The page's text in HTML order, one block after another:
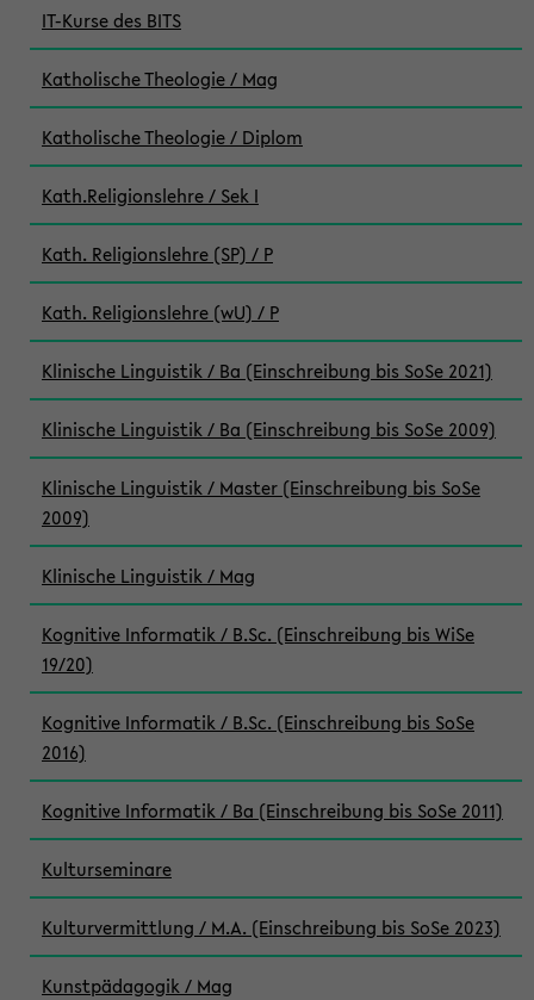
IT-Kurse des BITS
Katholische Theologie / Mag
Katholische Theologie / Diplom
Kath.Religionslehre / Sek I
Kath. Religionslehre (SP) / P
Kath. Religionslehre (wU) / P
Klinische Linguistik / Ba (Einschreibung bis SoSe 2021)
Klinische Linguistik / Ba (Einschreibung bis SoSe 2009)
Klinische Linguistik / Master (Einschreibung bis SoSe
2009)
Klinische Linguistik / Mag
Kognitive Informatik / B.Sc. (Einschreibung bis WiSe
19/20)
Kognitive Informatik / B.Sc. (Einschreibung bis SoSe
2016)
Kognitive Informatik / Ba (Einschreibung bis SoSe 2011)
Kulturseminare
Kulturvermittlung / M.A. (Einschreibung bis SoSe 2023)
Kunstpädagogik / Mag